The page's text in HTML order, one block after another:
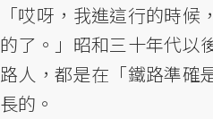
「哎呀，我進這行的時
的了。」昭和三十年代以
路人，都是在「鐵路準確
長的。